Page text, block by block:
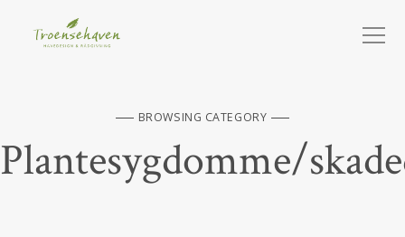
BROWSING CATEGORY
Plantesygdomme/